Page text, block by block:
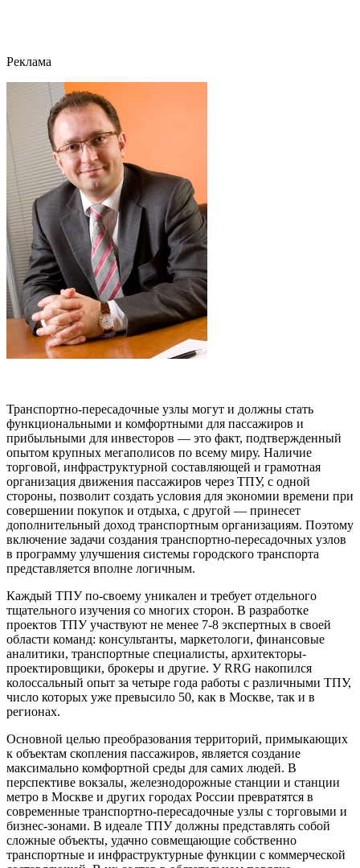
Реклама
Транспортно-пересадочные узлы могут и должны стать
функциональными и комфортными для пассажиров и
прибыльными для инвесторов — это факт, подтвержденный
опытом крупных мегаполисов по всему миру. Наличие
торговой, инфраструктурной составляющей и грамотная
организация движения пассажиров через ТПУ, с одной
стороны, позволит создать условия для экономии времени при
совершении покупок и отдыха, с другой — принесет
дополнительный доход транспортным организациям. Поэтому
включение задачи создания транспортно-пересадочных узлов
в программу улучшения системы городского транспорта
представляется вполне логичным.
Каждый ТПУ по-своему уникален и требует отдельного
тщательного изучения со многих сторон. В разработке
проектов ТПУ участвуют не менее 7-8 экспертных в своей
области команд: консультанты, маркетологи, финансовые
аналитики, транспортные специалисты, архитекторы-
проектировщики, брокеры и другие. У RRG накопился
колоссальный опыт за четыре года работы с различными ТПУ,
число которых уже превысило 50, как в Москве, так и в
регионах.
Основной целью преобразования территорий, примыкающих
к объектам скопления пассажиров, является создание
максимально комфортной среды для самих людей. В
перспективе вокзалы, железнодорожные станции и станции
метро в Москве и других городах России превратятся в
современные транспортно-пересадочные узлы с торговыми и
бизнес-зонами. В идеале ТПУ должны представлять собой
сложные объекты, удачно совмещающие собственно
транспортные и инфраструктурные функции с коммерческой